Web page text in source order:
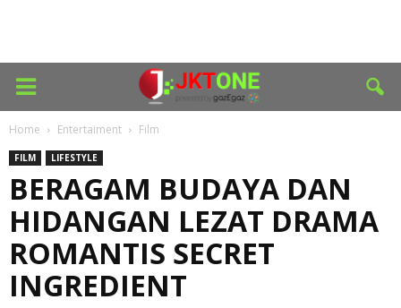
Home Entertaiment Film
FILM LIFESTYLE
BERAGAM BUDAYA DAN
HIDANGAN LEZAT DRAMA
ROMANTIS SECRET
INGREDIENT